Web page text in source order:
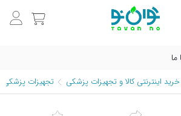
اینترنتی کالا و تجهیزات پزشکی تجهیزات پزشکی